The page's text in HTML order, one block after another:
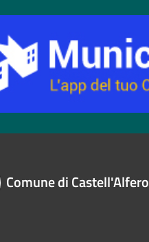
Comune di Castell'Alfero